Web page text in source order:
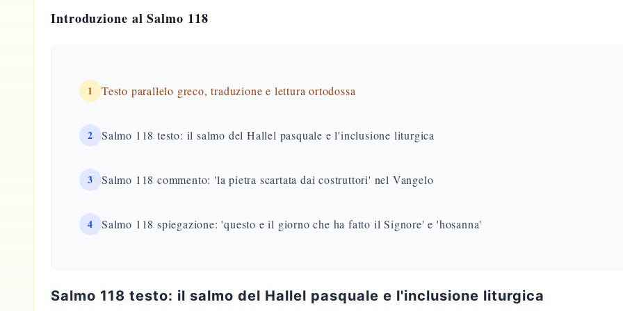
Introduzione al Salmo 118
1 Testo parallelo greco, traduzione e lettura ortodossa
2 Salmo 118 testo: il salmo del Hallel pasquale e l'inclusione liturgica
3 Salmo 118 commento: 'la pietra scartata dai costruttori' nel Vangelo
4 Salmo 118 spiegazione: 'questo e il giorno che ha fatto il Signore' e 'hosanna'
Salmo 118 testo: il salmo del Hallel pasquale e l'inclusione liturgica